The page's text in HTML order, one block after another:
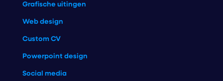
Grafische uitingen
Web design
Custom CV
Powerpoint design
Social media